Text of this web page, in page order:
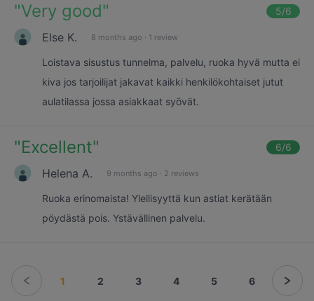
"Very good" 5/6
Else K. 8 months ago · 1 review
Loistava sisustus tunnelma, palvelu, ruoka hyvä mutta ei
kiva jos tarjoilijat jakavat kaikki henkilökohtaiset jutut
aulatilassa jossa asiakkaat syövät.
"Excellent" 6/6
Helena A. 9 months ago · 2 reviews
Ruoka erinomaista! Ylellisyyttä kun astiat kerätään
pöydästä pois. Ystävällinen palvelu.
1 2 3 4 5 6